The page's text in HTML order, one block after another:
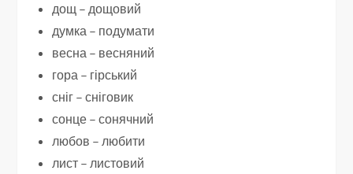
дощ – дощовий
думка – подумати
весна – весняний
гора – гірський
сніг – сніговик
сонце – сонячний
любов – любити
лист – листовий